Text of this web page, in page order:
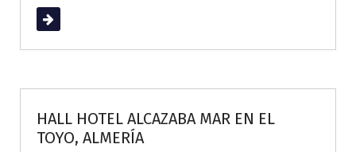
Read More
HALL HOTEL ALCAZABA MAR EN EL
TOYO, ALMERÍA